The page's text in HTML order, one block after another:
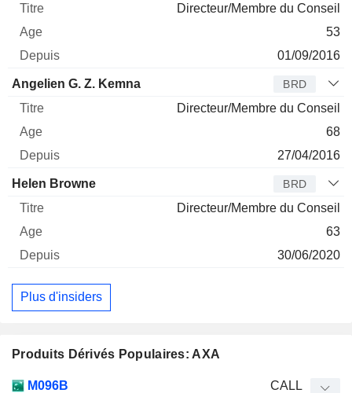
Directeur/Membre du Conseil
53
01/09/2016
Angelien G. Z. Kemna BRD
Directeur/Membre du Conseil
68
27/04/2016
Helen Browne BRD
Directeur/Membre du Conseil
63
30/06/2020
Plus d'insiders
Produits Dérivés Populaires: AXA
M096B CALL